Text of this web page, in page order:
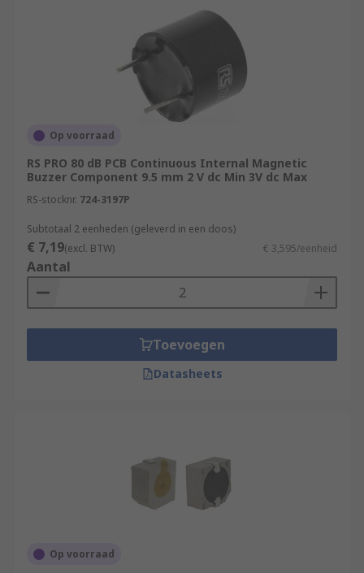
Op voorraad
RS PRO 80 dB PCB Continuous Internal Magnetic
Buzzer Component 9.5 mm 2 V dc Min 3V dc Max
RS-stocknr. 724-3197P
Subtotaal 2 eenheden (geleverd in een doos)
€ 7,19(excl. BTW) € 3,595/eenheid
Aantal
Toevoegen
Datasheets
Op voorraad